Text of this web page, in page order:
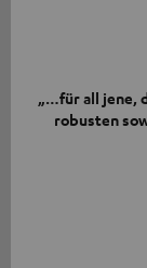
„…für all jene,
robusten